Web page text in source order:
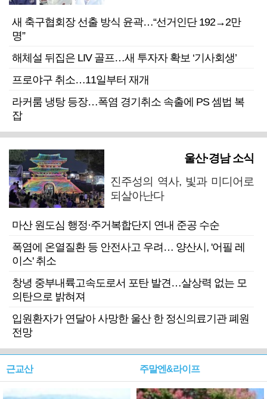
새 축구협회장 선출 방식 윤곽…“선거인단 192→2만
명”
해체설 뒤집은 LIV 골프…새 투자자 확보 ‘기사회생’
프로야구 취소…11일부터 재개
라커룸 냉탕 등장…폭염 경기취소 속출에 PS 셈법 복
잡
울산·경남 소식
진주성의 역사, 빛과 미디어로
되살아난다
마산 원도심 행정·주거복합단지 연내 준공 수순
폭염에 온열질환 등 안전사고 우려… 양산시, '어필 레
이스' 취소
창녕 중부내륙고속도로서 포탄 발견…살상력 없는 모
의탄으로 밝혀져
입원환자가 연달아 사망한 울산 한 정신의료기관 폐원
전망
근교산 주말엔&라이프